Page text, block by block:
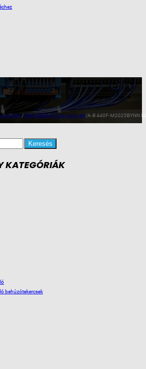
Bradley/Allen-Bradley biztonsági relé/A-B 440F-M2025BYNN
KATEGÓRIÁK
behúzótekercsek